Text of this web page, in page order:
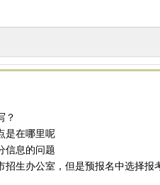
？
是在哪里呢
信息的问题
招生办公室，但是预报名中选择报